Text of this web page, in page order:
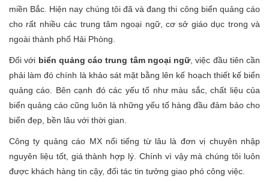
miền Bắc. Hiện nay chúng tôi đã và đang thi công biển quảng cáo
cho rất nhiều các trung tâm ngoại ngữ, cơ sở giáo dục trong và
ngoài thành phố Hải Phòng.
Đối với biển quảng cáo trung tâm ngoại ngữ, việc đầu tiên cần
phải làm đó chính là khảo sát mặt bằng lên kế hoạch thiết kế biển
quảng cáo. Bên cạnh đó các yếu tố như màu sắc, chất liệu của
biển quảng cáo cũng luôn là những yếu tố hàng đầu đảm bảo cho
biển đẹp, bền lâu với thời gian.
Công ty quảng cáo MX nổi tiếng từ lâu là đơn vị chuyên nhập
nguyên liệu tốt, giá thành hợp lý. Chính vì vậy mà chúng tôi luôn
được khách hàng tin cậy, đối tác tin tưởng giao phó công việc.